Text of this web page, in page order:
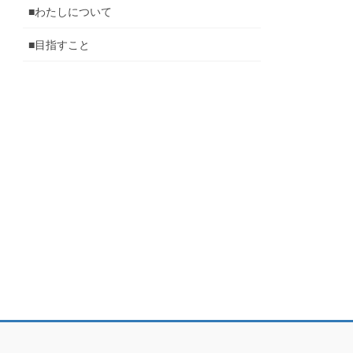
■わたしについて
■目指すこと